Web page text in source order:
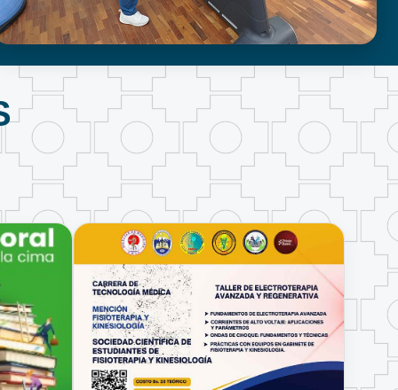
FISIOTERAPIA Y KINESIOLOGÍA